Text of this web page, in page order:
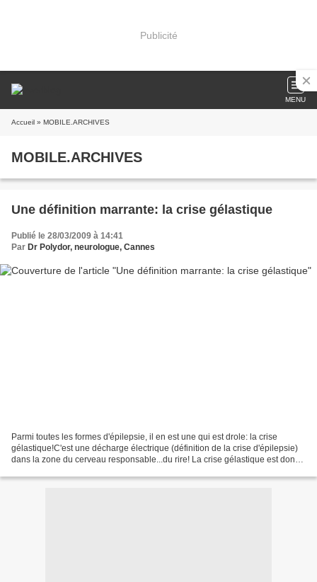
Publicité
MENU
Accueil » MOBILE.ARCHIVES
MOBILE.ARCHIVES
Une définition marrante: la crise gélastique
Publié le 28/03/2009 à 14:41
Par Dr Polydor, neurologue, Cannes
Parmi toutes les formes d'épilepsie, il en est une qui est drole: la crise
gélastique!C'est une décharge électrique (définition de la crise d'épilepsie)
dans la zone du cerveau responsable...du rire! La crise gélastique est donc